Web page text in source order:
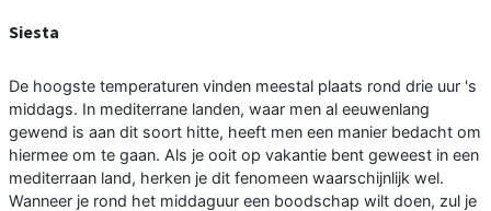
Siesta
De hoogste temperaturen vinden meestal plaats rond drie uur 's
middags. In mediterrane landen, waar men al eeuwenlang
gewend is aan dit soort hitte, heeft men een manier bedacht om
hiermee om te gaan. Als je ooit op vakantie bent geweest in een
mediterraan land, herken je dit fenomeen waarschijnlijk wel.
Wanneer je rond het middaguur een boodschap wilt doen, zul je